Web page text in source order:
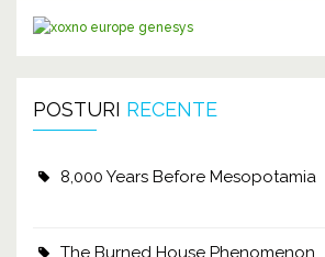
POSTURI RECENTE
8,000 Years Before Mesopotamia
The Burned House Phenomenon